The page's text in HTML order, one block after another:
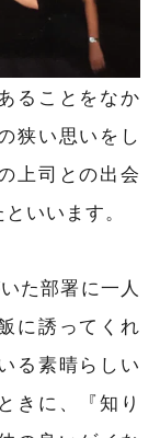
ることをなか
狭い思いをし
上司との出会
いいます。
た部署に一人
に誘ってくれ
る素晴らしい
きに、『知り